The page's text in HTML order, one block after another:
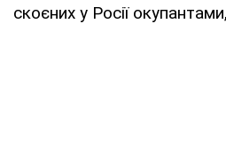
скоєних у Росії